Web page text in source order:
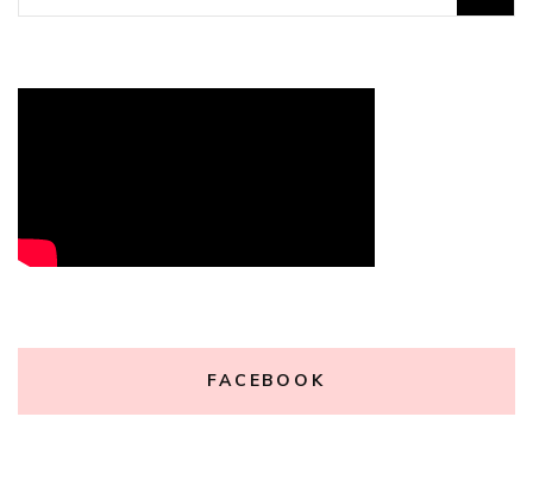
por:
FACEBOOK